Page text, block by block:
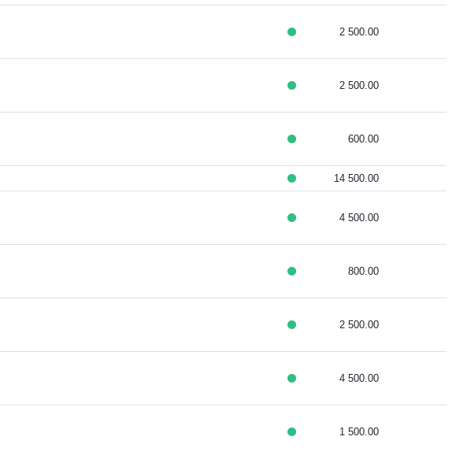
2 500.00
2 500.00
600.00
14 500.00
4 500.00
800.00
2 500.00
4 500.00
1 500.00